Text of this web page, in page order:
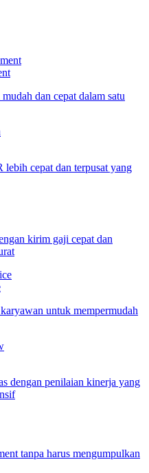
dan cepat dalam satu
cepat dan terpusat yang
kirim gaji cepat dan
untuk mempermudah
dengan penilaian kinerja yang
tanpa harus mengumpulkan